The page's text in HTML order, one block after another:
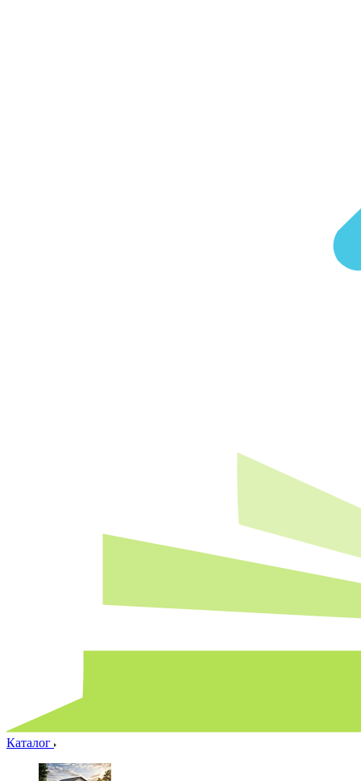
Каталог